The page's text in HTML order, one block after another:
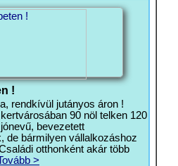
!
rendkívül jutányos áron !
90 nöl telken 120
bevezetett
de bármilyen vállalkozáshoz
otthonként akár több
>